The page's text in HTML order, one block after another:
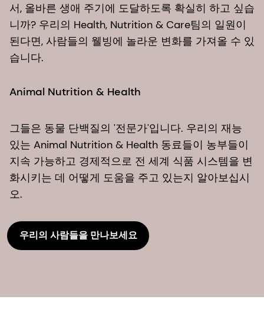
서, 올바른 생애 주기에 도달하도록 확실히 하고 싶습
니까? 우리의 Health, Nutrition & Care팀의 일원이
된다면, 사람들의 웰빙에 놀라운 변화를 가져올 수 있
습니다.
Animal Nutrition & Health
그들은 동물 단백질의 '전문가'입니다. 우리의 재능
있는 Animal Nutrition & Health 동료들이 농부들이
지속 가능하고 경제적으로 전 세계 식품 시스템을 변
화시키는 데 어떻게 도움을 주고 있는지 알아보십시
오.
우리의 사람들을 만나보세요